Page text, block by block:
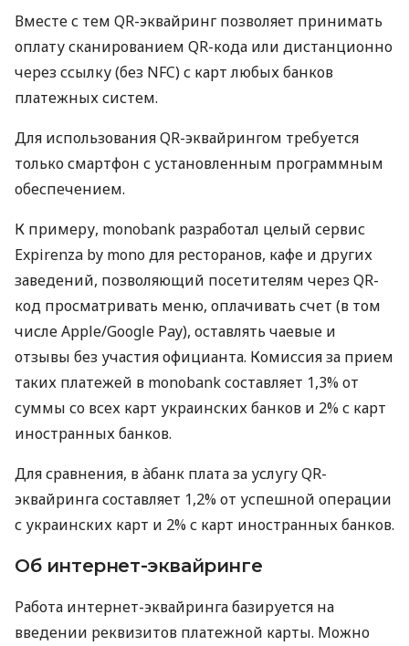
Вместе с тем QR-эквайринг позволяет принимать
оплату сканированием QR-кода или дистанционно
через ссылку (без NFC) с карт любых банков
платежных систем.
Для использования QR-эквайрингом требуется
только смартфон с установленным программным
обеспечением.
К примеру, monobank разработал целый сервис
Expirenza by mono для ресторанов, кафе и других
заведений, позволяющий посетителям через QR-
код просматривать меню, оплачивать счет (в том
числе Apple/Google Pay), оставлять чаевые и
отзывы без участия официанта. Комиссия за прием
таких платежей в monobank составляет 1,3% от
суммы со всех карт украинских банков и 2% с карт
иностранных банков.
Для сравнения, в àбанк плата за услугу QR-
эквайринга составляет 1,2% от успешной операции
с украинских карт и 2% с карт иностранных банков.
Об интернет-эквайринге
Работа интернет-эквайринга базируется на
введении реквизитов платежной карты. Можно